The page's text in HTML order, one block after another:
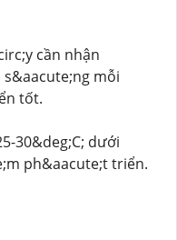
cần nhận
mỗi
tốt.
30&deg;C; dưới
ph&aacute;t triển.